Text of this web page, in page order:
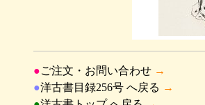
●ご注文・お問い合わせ →
●洋古書目録256号 へ戻る →